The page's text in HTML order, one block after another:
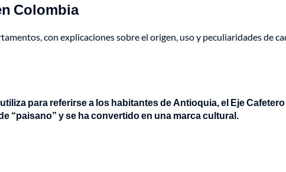
Colombia
con explicaciones sobre el origen, uso y peculiaridades de
para referirse a los habitantes de Antioquia, el Eje
“paisano” y se ha convertido en una marca cultural.